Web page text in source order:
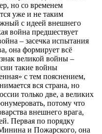
но со временем
уже и не таким
с идеей внешнего
война предшествует
– засечка испытания
она формирует всё
великой войны –
такие войны
с тем пояснением,
вся страна, но
только две, а великих
потому что
внешнего врага,
Первая по порядку
и Пожарского, она